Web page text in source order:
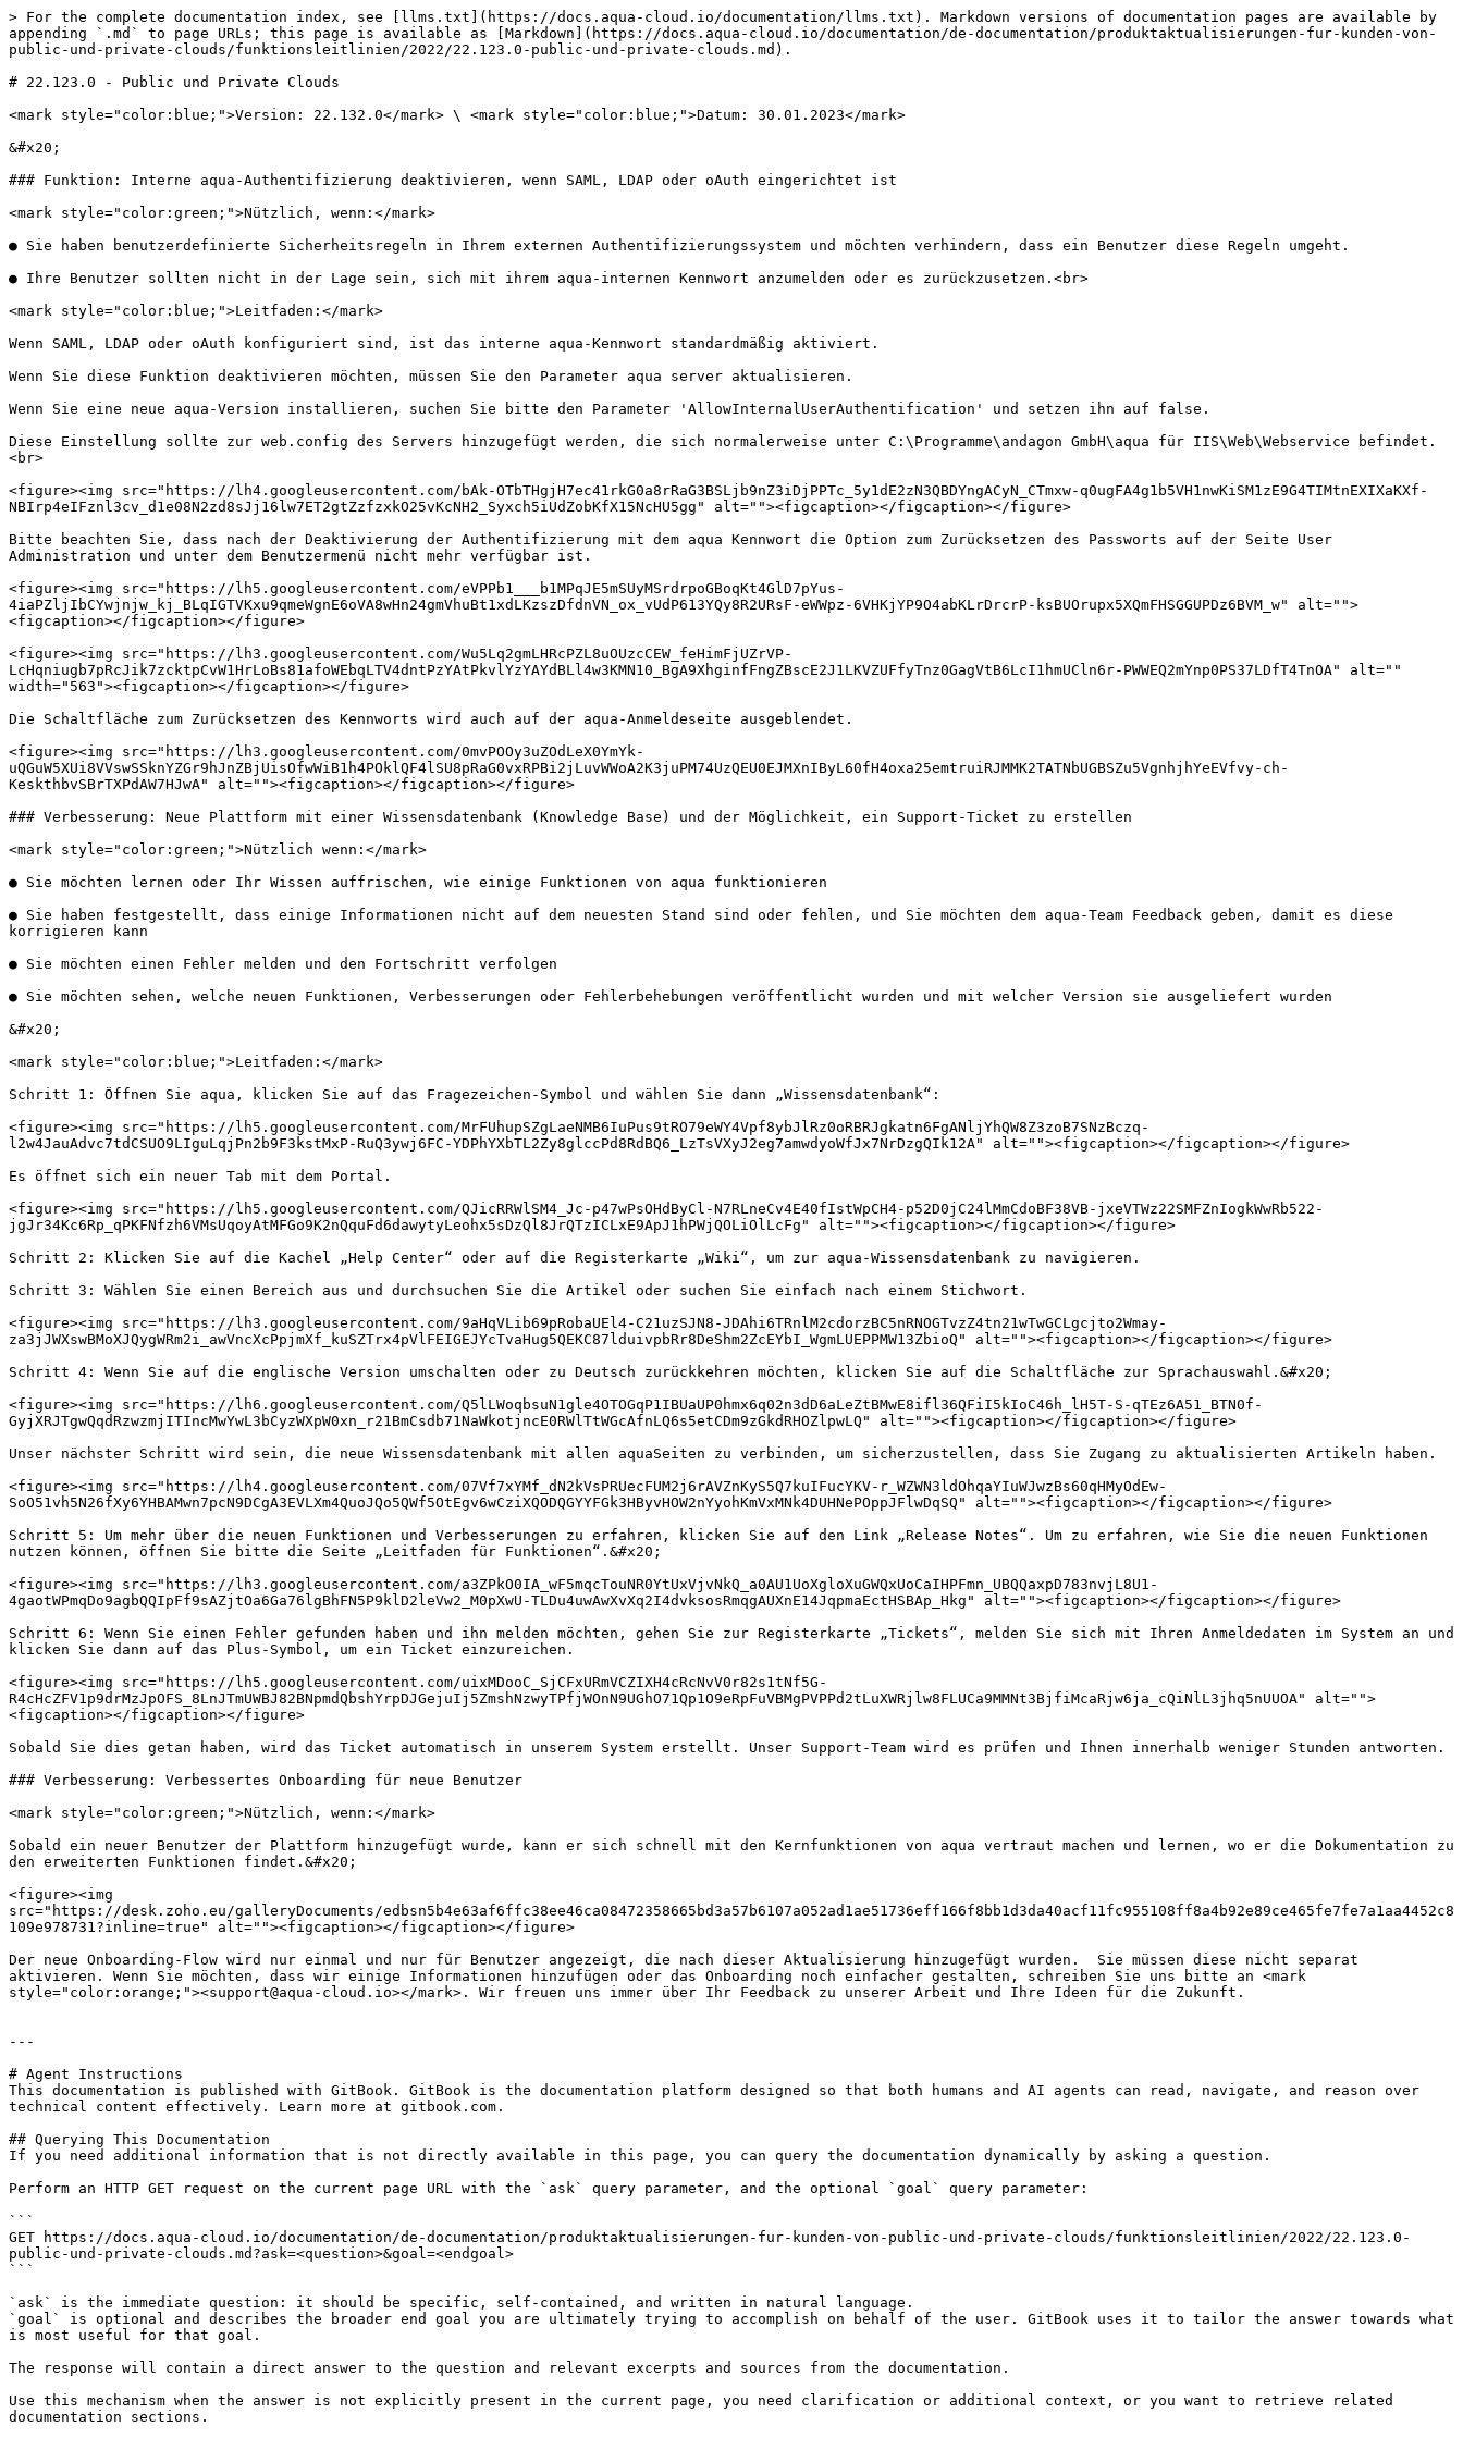
> For the complete documentation index, see [llms.txt](https://docs.aqua-cloud.io/documentation/llms.txt). Markdown versions of documentation pages are available by
appending `.md` to page URLs; this page is available as [Markdown](https://docs.aqua-cloud.io/documentation/de-documentation/produktaktualisierungen-fur-kunden-von-
public-und-private-clouds/funktionsleitlinien/2022/22.123.0-public-und-private-clouds.md).
# 22.123.0 - Public und Private Clouds
<mark style="color:blue;">Version: 22.132.0</mark> \ <mark style="color:blue;">Datum: 30.01.2023</mark>
&#x20;
### Funktion: Interne aqua-Authentifizierung deaktivieren, wenn SAML, LDAP oder oAuth eingerichtet ist
<mark style="color:green;">Nützlich, wenn:</mark>
● Sie haben benutzerdefinierte Sicherheitsregeln in Ihrem externen Authentifizierungssystem und möchten verhindern, dass ein Benutzer diese Regeln umgeht.
● Ihre Benutzer sollten nicht in der Lage sein, sich mit ihrem aqua-internen Kennwort anzumelden oder es zurückzusetzen.<br>
<mark style="color:blue;">Leitfaden:</mark>
Wenn SAML, LDAP oder oAuth konfiguriert sind, ist das interne aqua-Kennwort standardmäßig aktiviert.
Wenn Sie diese Funktion deaktivieren möchten, müssen Sie den Parameter aqua server aktualisieren.
Wenn Sie eine neue aqua-Version installieren, suchen Sie bitte den Parameter 'AllowInternalUserAuthentification' und setzen ihn auf false.
Diese Einstellung sollte zur web.config des Servers hinzugefügt werden, die sich normalerweise unter C:\Programme\andagon GmbH\aqua für IIS\Web\Webservice befindet.
<br>
<figure><img src="https://lh4.googleusercontent.com/bAk-OTbTHgjH7ec41rkG0a8rRaG3BSLjb9nZ3iDjPPTc_5y1dE2zN3QBDYngACyN_CTmxw-q0ugFA4g1b5VH1nwKiSM1zE9G4TIMtnEXIXaKXf-
NBIrp4eIFznl3cv_d1e08N2zd8sJj16lw7ET2gtZzfzxkO25vKcNH2_Syxch5iUdZobKfX15NcHU5gg" alt=""><figcaption></figcaption></figure>
Bitte beachten Sie, dass nach der Deaktivierung der Authentifizierung mit dem aqua Kennwort die Option zum Zurücksetzen des Passworts auf der Seite User
Administration und unter dem Benutzermenü nicht mehr verfügbar ist.
<figure><img src="https://lh5.googleusercontent.com/eVPPb1___b1MPqJE5mSUyMSrdrpoGBoqKt4GlD7pYus-
4iaPZljIbCYwjnjw_kj_BLqIGTVKxu9qmeWgnE6oVA8wHn24gmVhuBt1xdLKzszDfdnVN_ox_vUdP613YQy8R2URsF-eWWpz-6VHKjYP9O4abKLrDrcrP-ksBUOrupx5XQmFHSGGUPDz6BVM_w" alt="">
<figcaption></figcaption></figure>
<figure><img src="https://lh3.googleusercontent.com/Wu5Lq2gmLHRcPZL8uOUzcCEW_feHimFjUZrVP-
LcHqniugb7pRcJik7zcktpCvW1HrLoBs81afoWEbqLTV4dntPzYAtPkvlYzYAYdBLl4w3KMN10_BgA9XhginfFngZBscE2J1LKVZUFfyTnz0GagVtB6LcI1hmUCln6r-PWWEQ2mYnp0PS37LDfT4TnOA" alt=""
width="563"><figcaption></figcaption></figure>
Die Schaltfläche zum Zurücksetzen des Kennworts wird auch auf der aqua-Anmeldeseite ausgeblendet.
<figure><img src="https://lh3.googleusercontent.com/0mvPOOy3uZOdLeX0YmYk-
uQGuW5XUi8VVswSSknYZGr9hJnZBjUisOfwWiB1h4POklQF4lSU8pRaG0vxRPBi2jLuvWWoA2K3juPM74UzQEU0EJMXnIByL60fH4oxa25emtruiRJMMK2TATNbUGBSZu5VgnhjhYeEVfvy-ch-
KeskthbvSBrTXPdAW7HJwA" alt=""><figcaption></figcaption></figure>
### Verbesserung: Neue Plattform mit einer Wissensdatenbank (Knowledge Base) und der Möglichkeit, ein Support-Ticket zu erstellen
<mark style="color:green;">Nützlich wenn:</mark>
● Sie möchten lernen oder Ihr Wissen auffrischen, wie einige Funktionen von aqua funktionieren
● Sie haben festgestellt, dass einige Informationen nicht auf dem neuesten Stand sind oder fehlen, und Sie möchten dem aqua-Team Feedback geben, damit es diese
korrigieren kann
● Sie möchten einen Fehler melden und den Fortschritt verfolgen
● Sie möchten sehen, welche neuen Funktionen, Verbesserungen oder Fehlerbehebungen veröffentlicht wurden und mit welcher Version sie ausgeliefert wurden
&#x20;
<mark style="color:blue;">Leitfaden:</mark>
Schritt 1: Öffnen Sie aqua, klicken Sie auf das Fragezeichen-Symbol und wählen Sie dann „Wissensdatenbank“:
<figure><img src="https://lh5.googleusercontent.com/MrFUhupSZgLaeNMB6IuPus9tRO79eWY4Vpf8ybJlRz0oRBRJgkatn6FgANljYhQW8Z3zoB7SNzBczq-
l2w4JauAdvc7tdCSUO9LIguLqjPn2b9F3kstMxP-RuQ3ywj6FC-YDPhYXbTL2Zy8glccPd8RdBQ6_LzTsVXyJ2eg7amwdyoWfJx7NrDzgQIk12A" alt=""><figcaption></figcaption></figure>
Es öffnet sich ein neuer Tab mit dem Portal.
<figure><img src="https://lh5.googleusercontent.com/QJicRRWlSM4_Jc-p47wPsOHdByCl-N7RLneCv4E40fIstWpCH4-p52D0jC24lMmCdoBF38VB-jxeVTWz22SMFZnIogkWwRb522-
jgJr34Kc6Rp_qPKFNfzh6VMsUqoyAtMFGo9K2nQquFd6dawytyLeohx5sDzQl8JrQTzICLxE9ApJ1hPWjQOLiOlLcFg" alt=""><figcaption></figcaption></figure>
Schritt 2: Klicken Sie auf die Kachel „Help Center“ oder auf die Registerkarte „Wiki“, um zur aqua-Wissensdatenbank zu navigieren.
Schritt 3: Wählen Sie einen Bereich aus und durchsuchen Sie die Artikel oder suchen Sie einfach nach einem Stichwort.
<figure><img src="https://lh3.googleusercontent.com/9aHqVLib69pRobaUEl4-C21uzSJN8-JDAhi6TRnlM2cdorzBC5nRNOGTvzZ4tn21wTwGCLgcjto2Wmay-
za3jJWXswBMoXJQygWRm2i_awVncXcPpjmXf_kuSZTrx4pVlFEIGEJYcTvaHug5QEKC87lduivpbRr8DeShm2ZcEYbI_WgmLUEPPMW13ZbioQ" alt=""><figcaption></figcaption></figure>
Schritt 4: Wenn Sie auf die englische Version umschalten oder zu Deutsch zurückkehren möchten, klicken Sie auf die Schaltfläche zur Sprachauswahl.&#x20;
<figure><img src="https://lh6.googleusercontent.com/Q5lLWoqbsuN1gle4OTOGqP1IBUaUP0hmx6q02n3dD6aLeZtBMwE8ifl36QFiI5kIoC46h_lH5T-S-qTEz6A51_BTN0f-
GyjXRJTgwQqdRzwzmjITIncMwYwL3bCyzWXpW0xn_r21BmCsdb71NaWkotjncE0RWlTtWGcAfnLQ6s5etCDm9zGkdRHOZlpwLQ" alt=""><figcaption></figcaption></figure>
Unser nächster Schritt wird sein, die neue Wissensdatenbank mit allen aquaSeiten zu verbinden, um sicherzustellen, dass Sie Zugang zu aktualisierten Artikeln haben.
<figure><img src="https://lh4.googleusercontent.com/07Vf7xYMf_dN2kVsPRUecFUM2j6rAVZnKyS5Q7kuIFucYKV-r_WZWN3ldOhqaYIuWJwzBs60qHMyOdEw-
SoO51vh5N26fXy6YHBAMwn7pcN9DCgA3EVLXm4QuoJQo5QWf5OtEgv6wCziXQODQGYYFGk3HByvHOW2nYyohKmVxMNk4DUHNePOppJFlwDqSQ" alt=""><figcaption></figcaption></figure>
Schritt 5: Um mehr über die neuen Funktionen und Verbesserungen zu erfahren, klicken Sie auf den Link „Release Notes“. Um zu erfahren, wie Sie die neuen Funktionen
nutzen können, öffnen Sie bitte die Seite „Leitfaden für Funktionen“.&#x20;
<figure><img src="https://lh3.googleusercontent.com/a3ZPkO0IA_wF5mqcTouNR0YtUxVjvNkQ_a0AU1UoXgloXuGWQxUoCaIHPFmn_UBQQaxpD783nvjL8U1-
4gaotWPmqDo9agbQQIpFf9sAZjtOa6Ga76lgBhFN5P9klD2leVw2_M0pXwU-TLDu4uwAwXvXq2I4dvksosRmqgAUXnE14JqpmaEctHSBAp_Hkg" alt=""><figcaption></figcaption></figure>
Schritt 6: Wenn Sie einen Fehler gefunden haben und ihn melden möchten, gehen Sie zur Registerkarte „Tickets“, melden Sie sich mit Ihren Anmeldedaten im System an und
klicken Sie dann auf das Plus-Symbol, um ein Ticket einzureichen.
<figure><img src="https://lh5.googleusercontent.com/uixMDooC_SjCFxURmVCZIXH4cRcNvV0r82s1tNf5G-
R4cHcZFV1p9drMzJpOFS_8LnJTmUWBJ82BNpmdQbshYrpDJGejuIj5ZmshNzwyTPfjWOnN9UGhO71Qp1O9eRpFuVBMgPVPPd2tLuXWRjlw8FLUCa9MMNt3BjfiMcaRjw6ja_cQiNlL3jhq5nUUOA" alt="">
<figcaption></figcaption></figure>
Sobald Sie dies getan haben, wird das Ticket automatisch in unserem System erstellt. Unser Support-Team wird es prüfen und Ihnen innerhalb weniger Stunden antworten.
### Verbesserung: Verbessertes Onboarding für neue Benutzer
<mark style="color:green;">Nützlich, wenn:</mark>
Sobald ein neuer Benutzer der Plattform hinzugefügt wurde, kann er sich schnell mit den Kernfunktionen von aqua vertraut machen und lernen, wo er die Dokumentation zu
den erweiterten Funktionen findet.&#x20;
<figure><img
src="https://desk.zoho.eu/galleryDocuments/edbsn5b4e63af6ffc38ee46ca08472358665bd3a57b6107a052ad1ae51736eff166f8bb1d3da40acf11fc955108ff8a4b92e89ce465fe7fe7a1aa4452c8
109e978731?inline=true" alt=""><figcaption></figcaption></figure>
Der neue Onboarding-Flow wird nur einmal und nur für Benutzer angezeigt, die nach dieser Aktualisierung hinzugefügt wurden.  Sie müssen diese nicht separat
aktivieren. Wenn Sie möchten, dass wir einige Informationen hinzufügen oder das Onboarding noch einfacher gestalten, schreiben Sie uns bitte an <mark
style="color:orange;"><support@aqua-cloud.io></mark>. Wir freuen uns immer über Ihr Feedback zu unserer Arbeit und Ihre Ideen für die Zukunft.
---
# Agent Instructions
This documentation is published with GitBook. GitBook is the documentation platform designed so that both humans and AI agents can read, navigate, and reason over
technical content effectively. Learn more at gitbook.com.
## Querying This Documentation
If you need additional information that is not directly available in this page, you can query the documentation dynamically by asking a question.
Perform an HTTP GET request on the current page URL with the `ask` query parameter, and the optional `goal` query parameter:
```
GET https://docs.aqua-cloud.io/documentation/de-documentation/produktaktualisierungen-fur-kunden-von-public-und-private-clouds/funktionsleitlinien/2022/22.123.0-
public-und-private-clouds.md?ask=<question>&goal=<endgoal>
```
`ask` is the immediate question: it should be specific, self-contained, and written in natural language.
`goal` is optional and describes the broader end goal you are ultimately trying to accomplish on behalf of the user. GitBook uses it to tailor the answer towards what
is most useful for that goal.
The response will contain a direct answer to the question and relevant excerpts and sources from the documentation.
Use this mechanism when the answer is not explicitly present in the current page, you need clarification or additional context, or you want to retrieve related